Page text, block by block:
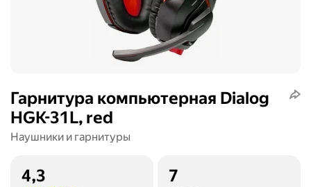
Гарнитура компьютерная Dialog
HGK-31L, red
Наушники и гарнитуры
4,3 7